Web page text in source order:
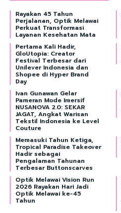
Rayakan 45 Tahun
Perjalanan, Optik Melawai
Perkuat Transformasi
Layanan Kesehatan Mata
Pertama Kali Hadir,
GloUtopia: Creator
Festival Terbesar dari
Unilever Indonesia dan
Shopee di Hyper Brand
Day
Ivan Gunawan Gelar
Pameran Mode Imersif
NUSANOVA 2.0: SEKAR
JAGAT, Angkat Warisan
Tekstil Indonesia ke Level
Couture
Memasuki Tahun Ketiga,
Tropical Paradise Takeover
Hadir sebagai
Pengalaman Tahunan
Terbesar Buttonscarves
Optik Melawai Vision Run
2026 Rayakan Hari Jadi
Optik Melawai ke-45
Tahun